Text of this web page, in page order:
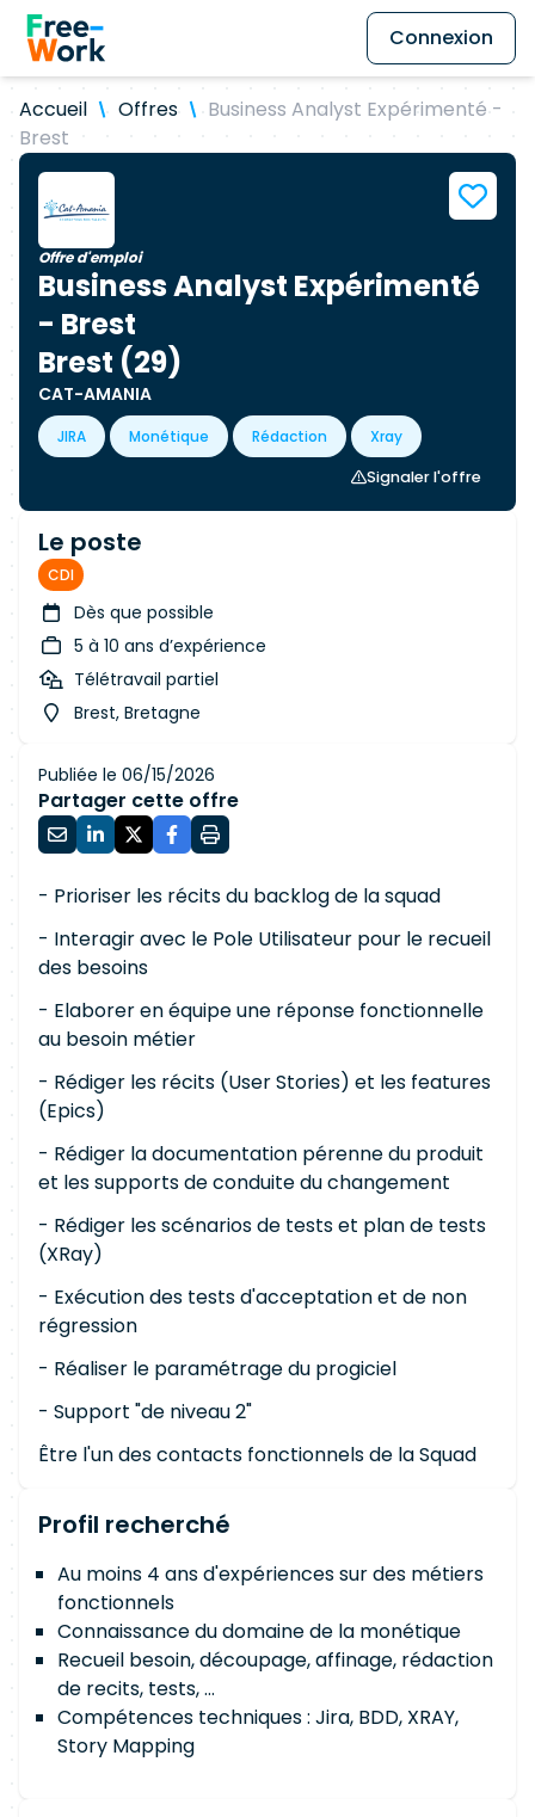
Connexion
Accueil Offres
Business Analyst Expérimenté -
Brest
Offre d'emploi
Business Analyst Expérimenté
- Brest
Brest (29)
CAT-AMANIA
JIRA Monétique Rédaction
Xray
Signaler l'offre
Le poste
CDI
Dès que possible
5 à 10 ans d’expérience
Télétravail partiel
Brest, Bretagne
Publiée le 06/15/2026
Partager cette offre
- Prioriser les récits du backlog de la squad
- Interagir avec le Pole Utilisateur pour le recueil
des besoins
- Elaborer en équipe une réponse fonctionnelle
au besoin métier
- Rédiger les récits (User Stories) et les features
(Epics)
- Rédiger la documentation pérenne du produit
et les supports de conduite du changement
- Rédiger les scénarios de tests et plan de tests
(XRay)
- Exécution des tests d'acceptation et de non
régression
- Réaliser le paramétrage du progiciel
- Support "de niveau 2"
Être l'un des contacts fonctionnels de la Squad
Profil recherché
Au moins 4 ans d'expériences sur des métiers
fonctionnels
Connaissance du domaine de la monétique
Recueil besoin, découpage, affinage, rédaction
de recits, tests, ...
Compétences techniques : Jira, BDD, XRAY,
Story Mapping